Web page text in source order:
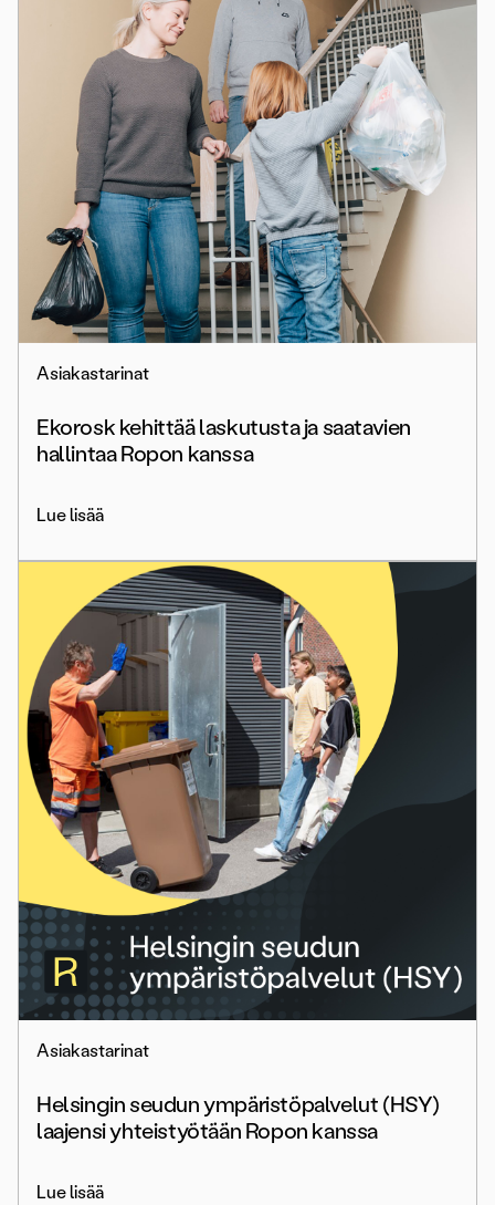
Asiakastarinat
Ekorosk kehittää laskutusta ja saatavien
hallintaa Ropon kanssa
Lue lisää
Asiakastarinat
Helsingin seudun ympäristöpalvelut (HSY)
laajensi yhteistyötään Ropon kanssa
Lue lisää